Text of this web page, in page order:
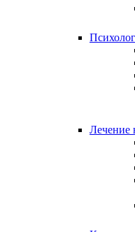
Лечение